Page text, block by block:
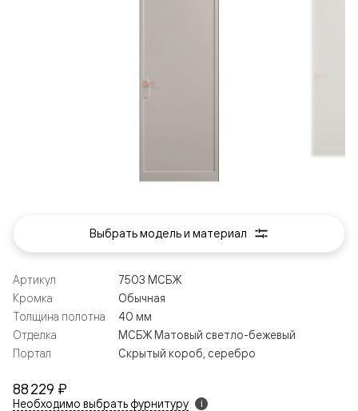
88 229 ₽
Необходимо выбрать фурнитуру i
Артикул
7503 МСБЖ
Кромка
Обычная
Толщина полотна
40 мм
Отделка
МСБЖ Матовый светло-бежевый
Портал
Скрытый короб, серебро
Выбрать модель и материал